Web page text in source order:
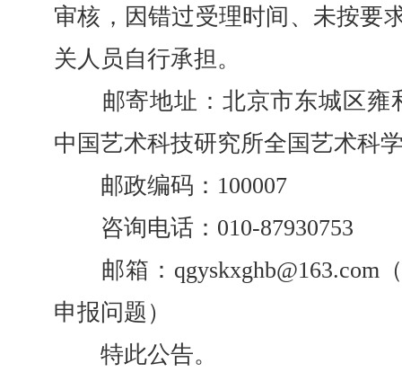
审核，因错过受理时间、未按要
关人员自行承担。
邮寄地址：北京市东城区雍
中国艺术科技研究所全国艺术科
邮政编码：100007
咨询电话：010-87930753
邮箱：qgyskxghb@163.com
申报问题）
特此公告。